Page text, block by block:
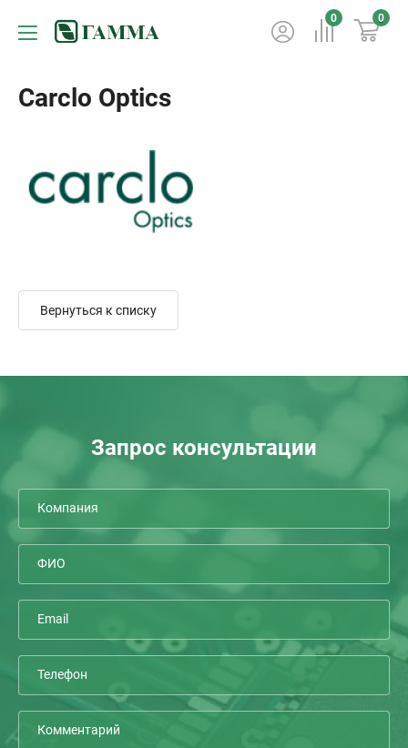
0 0
Carclo Optics
Вернуться к списку
Запрос консультации